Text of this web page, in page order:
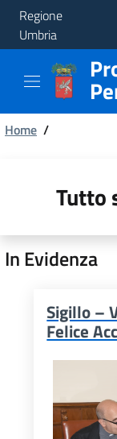
Regione
Umbria
Provincia
Aree
Tematiche
Briciole
pane
Home /
Tutto
In Evidenza
Sigillo –
Felice